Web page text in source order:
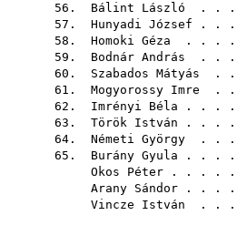
56. Bálint László . . .
57. Hunyadi József . . .
58. Homoki Géza . . . .
59. Bodnár András . . .
60. Szabados Mátyás . .
61. Mogyorossy Imre . .
62. Imrényi Béla . . . .
63. Török István . . . .
64. Németi György . . .
65. Burány Gyula . . . .
Okos Péter . . . . .
Arany Sándor . . . .
Vincze István . . .